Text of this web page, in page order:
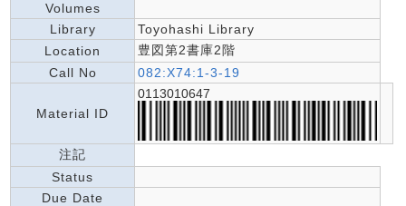
Volumes
Library
Toyohashi Library
Location
豊図第2書庫2階
Call No
082:X74:1-3-19
Material ID
0113010647
注記
Status
Due Date